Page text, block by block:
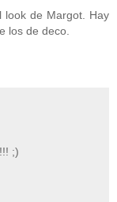
look de Margot. Hay
los de deco.
;)